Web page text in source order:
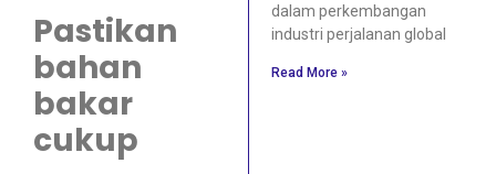
Pastikan
bahan
bakar
cukup
dalam perkembangan
industri perjalanan global
Read More »